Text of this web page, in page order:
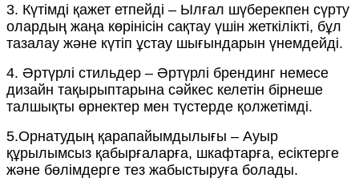
3. Күтімді қажет етпейді – Ылғал шүберекпен сүрту
олардың жаңа көрінісін сақтау үшін жеткілікті, бұл
тазалау және күтіп ұстау шығындарын үнемдейді.
4. Әртүрлі стильдер – Әртүрлі брендинг немесе
дизайн тақырыптарына сәйкес келетін бірнеше
талшықты өрнектер мен түстерде қолжетімді.
5.Орнатудың қарапайымдылығы – Ауыр
құрылымсыз қабырғаларға, шкафтарға, есіктерге
және бөлімдерге тез жабыстыруға болады.